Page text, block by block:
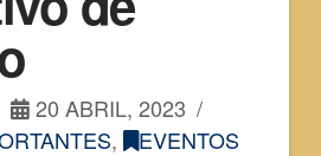
20 ABRIL, 2023
, EVENTOS